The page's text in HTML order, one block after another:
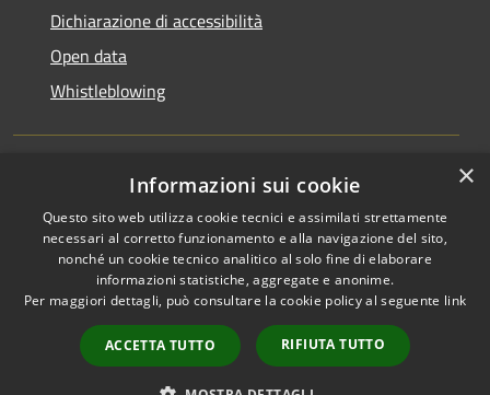
Dichiarazione di accessibilità
Open data
Whistleblowing
Accessibilità
Privacy
Mappa del sito
Area Riservata
Dipendenti
Pieve Emanuele • Powered by
Municipium•Accesso
redazione
×
Informazioni sui cookie
Questo sito web utilizza cookie tecnici e assimilati strettamente
necessari al corretto funzionamento e alla navigazione del sito,
nonché un cookie tecnico analitico al solo fine di elaborare
informazioni statistiche, aggregate e anonime.
Per maggiori dettagli, può consultare la cookie policy al seguente link
ACCETTA TUTTO RIFIUTA TUTTO